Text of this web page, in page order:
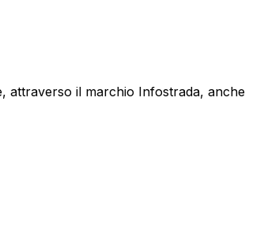
attraverso il marchio Infostrada, anche